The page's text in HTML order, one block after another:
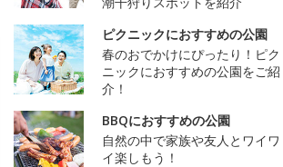
ピクニックにおすすめの公園
春のおでかけにぴったり！ピク
ニックにおすすめの公園をご紹
介！
BBQにおすすめの公園
自然の中で家族や友人とワイワ
イ楽しもう！